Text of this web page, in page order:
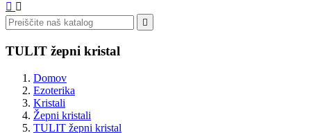
 

TULIT žepni kristal
Domov
Ezoterika
Kristali
Žepni kristali
TULIT žepni kristal